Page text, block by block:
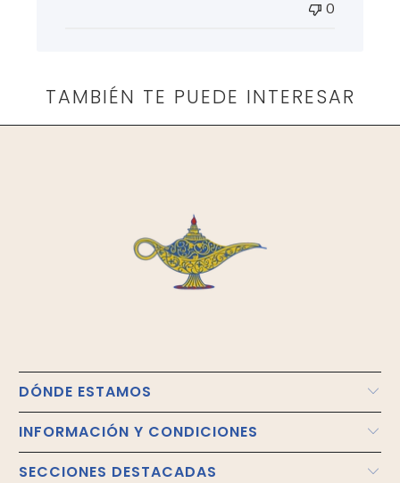
0
TAMBIÉN TE PUEDE INTERESAR
DÓNDE ESTAMOS
INFORMACIÓN Y CONDICIONES
SECCIONES DESTACADAS